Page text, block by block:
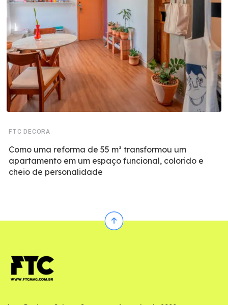
FTC DECORA
Como uma reforma de 55 m² transformou um
apartamento em um espaço funcional, colorido e
cheio de personalidade